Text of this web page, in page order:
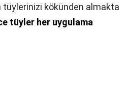
tüylerinizi kökünden almakta
tüyler her uygulama